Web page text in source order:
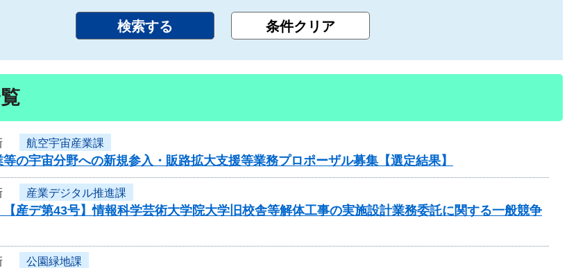
航空宇宙産業課
の宇宙分野への新規参入・販路拡大支援等業務プロポーザル募集【選定結果】
産業デジタル推進課
【産デ第43号】情報科学芸術大学院大学旧校舎等解体工事の実施設計業務委託に関する一般競争
公園緑地課